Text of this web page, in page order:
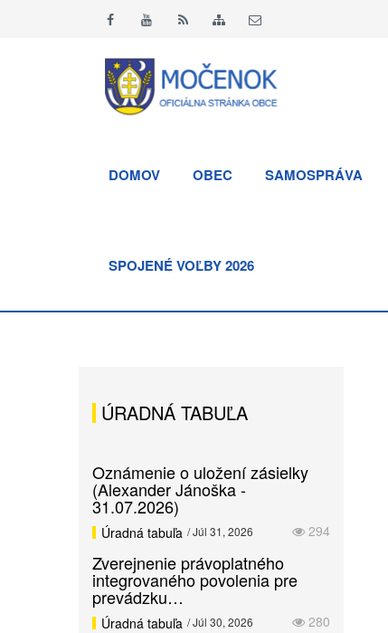
DOMOV OBEC SAMOSPRÁVA
SPOJENÉ VOĽBY 2026
ÚRADNÁ TABUĽA
Oznámenie o uložení zásielky
(Alexander Jánoška -
31.07.2026)
294
Úradná tabuľa / Júl 31, 2026
Zverejnenie právoplatného
integrovaného povolenia pre
prevádzku…
280
Úradná tabuľa / Júl 30, 2026